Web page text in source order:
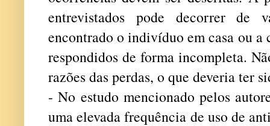
entrevistados pode decorrer de
encontrado o indivíduo em casa ou a
respondidos de forma incompleta.
razões das perdas, o que deveria ter
- No estudo mencionado pelos
uma elevada frequência de uso de